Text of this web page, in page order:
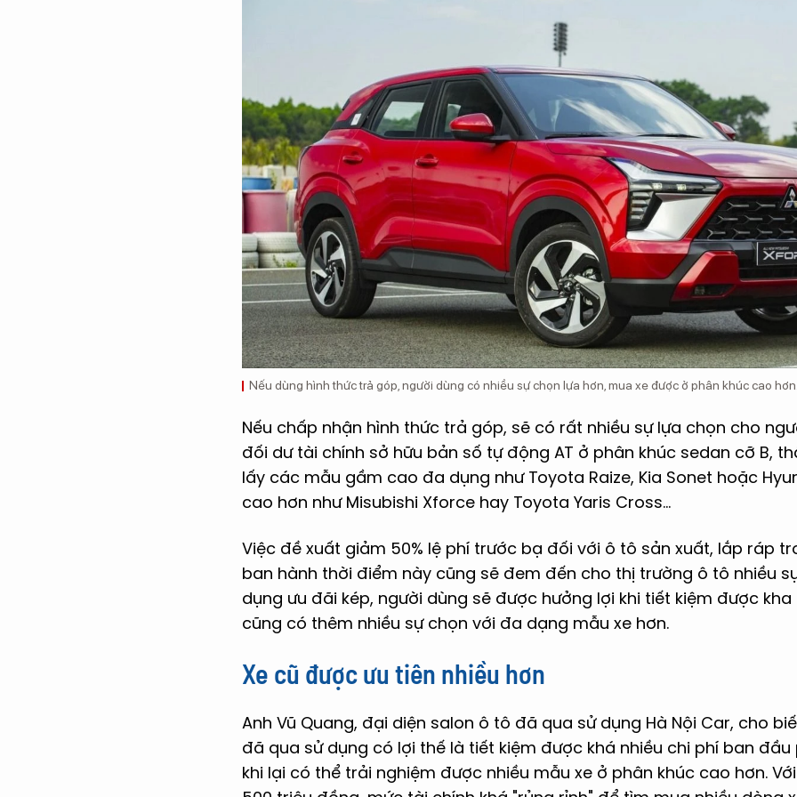
Nếu dùng hình thức trả góp, người dùng có nhiều sự chọn lựa hơn, mua xe được ở phân khúc cao
Nếu chấp nhận hình thức trả góp, sẽ có rất nhiều sự lựa chọn cho
đối dư tài chính sở hữu bản số tự động AT ở phân khúc sedan cỡ B,
lấy các mẫu gầm cao đa dụng như Toyota Raize, Kia Sonet hoặc
cao hơn như Misubishi Xforce hay Toyota Yaris Cross...
Việc đề xuất giảm 50% lệ phí trước bạ đối với ô tô sản xuất, lắp ráp
ban hành thời điểm này cũng sẽ đem đến cho thị trường ô tô nhiều
dụng ưu đãi kép, người dùng sẽ được hưởng lợi khi tiết kiệm được
cũng có thêm nhiều sự chọn với đa dạng mẫu xe hơn.
Xe cũ được ưu tiên nhiều hơn
Anh Vũ Quang, đại diện salon ô tô đã qua sử dụng Hà Nội Car, cho
đã qua sử dụng có lợi thế là tiết kiệm được khá nhiều chi phí ban
khi lại có thể trải nghiệm được nhiều mẫu xe ở phân khúc cao hơn.